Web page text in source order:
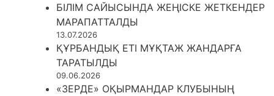
БІЛІМ САЙЫСЫНДА ЖЕҢІСКЕ ЖЕТКЕНДЕР
МАРАПАТТАЛДЫ
13.07.2026
ҚҰРБАНДЫҚ ЕТІ МҰҚТАЖ ЖАНДАРҒА
ТАРАТЫЛДЫ
09.06.2026
«ЗЕРДЕ» ОҚЫРМАНДАР КЛУБЫНЫҢ